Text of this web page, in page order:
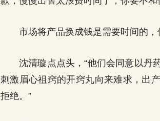
市场将产品换成钱是需要时间的
沈清璇点点头，“他们会同意以丹
刺激眉心祖窍的开窍丸向来难求，出
拒绝。”